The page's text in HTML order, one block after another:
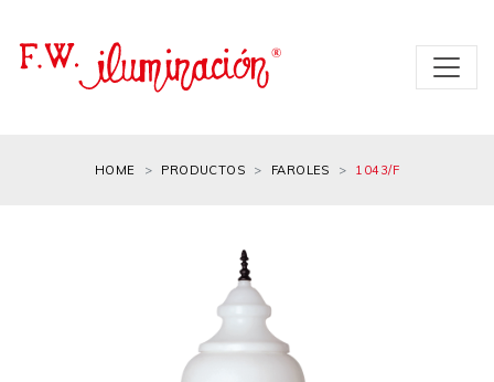
HOME PRODUCTOS FAROLES 1043/F